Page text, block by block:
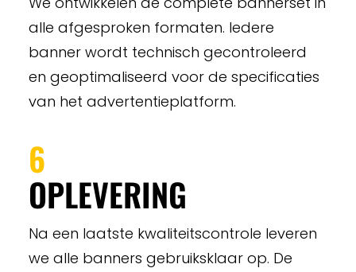
alle afgesproken formaten. Iedere
banner wordt technisch gecontroleerd
en geoptimaliseerd voor de specificaties
van het advertentieplatform.
6
OPLEVERING
Na een laatste kwaliteitscontrole leveren
we alle banners gebruiksklaar op. De